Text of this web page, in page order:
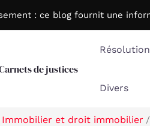
: ce blog fournit une
de justices
Divers
Immobilier et droit immobilier